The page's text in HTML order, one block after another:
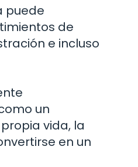
puede
de
e incluso
un
vida, la
en un